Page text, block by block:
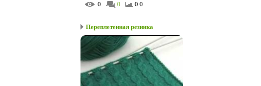
0
0 0.0
Переплетенная резинка